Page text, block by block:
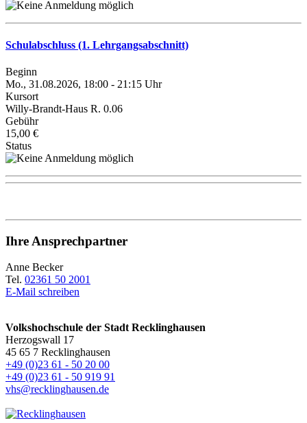
Schulabschluss (1. Lehrgangsabschnitt)
Beginn
Mo., 31.08.2026, 18:00 - 21:15 Uhr
Kursort
Willy-Brandt-Haus R. 0.06
Gebühr
15,00 €
Status
Ihre Ansprechpartner
Anne Becker
Tel. 02361 50 2001
E-Mail schreiben
Volkshochschule der Stadt Recklinghausen
Herzogswall 17
45 65 7 Recklinghausen
+49 (0)23 61 - 50 20 00
+49 (0)23 61 - 50 919 91
vhs@recklinghausen.de